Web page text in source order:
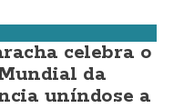
celebra o
da
uníndose a